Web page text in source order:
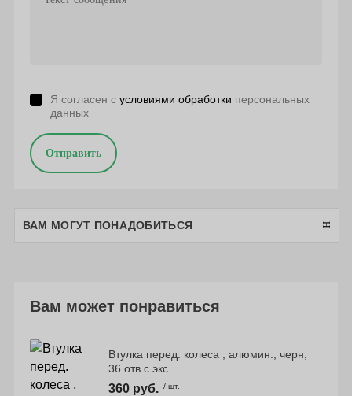
Я согласен с условиями обработки персональных
данных
Отправить
ВАМ МОГУТ ПОНАДОБИТЬСЯ
Вам может понравиться
Втулка перед. колеса , алюмин., черн,
36 отв с экс
360 руб. / шт.